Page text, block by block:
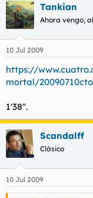
Tankian
Ahora vengo,
10 Jul 2009
https://
mortal/
1'38''.
Scandalff
Clásico
10 Jul 2009